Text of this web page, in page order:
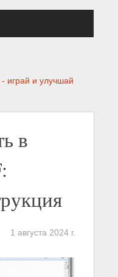
играй и улучшай
в
1 августа 2024 г.